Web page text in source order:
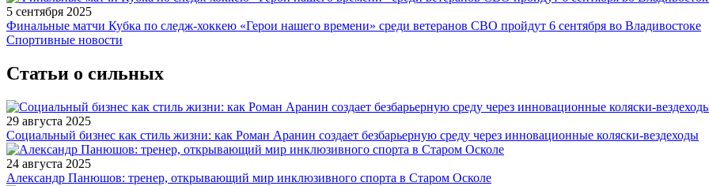
5 сентября 2025
Финальные матчи Кубка по следж-хоккею «Герои нашего времени» среди ветеранов СВО пройдут 6 сентября во Владивостоке
Спортивные новости
Статьи о сильных
29 августа 2025
Социальный бизнес как стиль жизни: как Роман Аранин создает безбарьерную среду через инновационные коляски-вездеходы
24 августа 2025
Александр Панюшов: тренер, открывающий мир инклюзивного спорта в Старом Осколе